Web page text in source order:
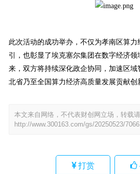
此次活动的成功举办，不仅为孝南区算
引，也彰显了埃克塞尔集团在数字经济
来，双方将持续深化政企协同，加速区域
北省乃至全国算力经济高质量发展贡献创
本文来自网络，不代表财创网立场，转载请
http://www.300163.com/gs/20250523/
打赏